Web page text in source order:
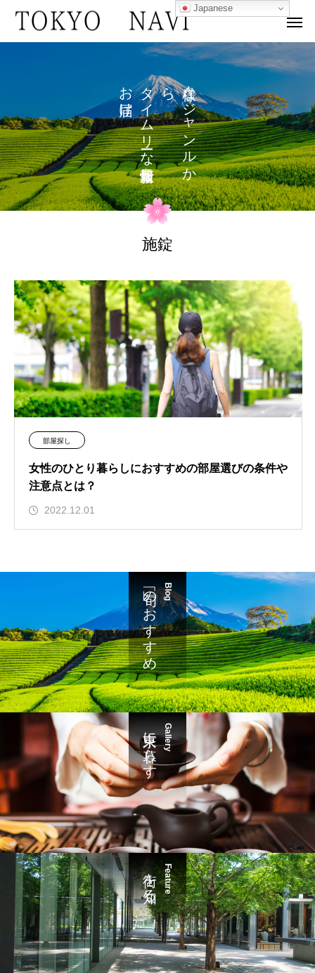
な
ジ
ャ
ン
ル
か
ら
タ
イ
ム
リ
な
を
お
け
施錠
部屋探し
女性のひとり暮らしにおすすめの部屋選びの条件や
注意点とは？
2022.12.01
Blog
「旬」のおすすめ
Gallery
東京に暮らす
Feature
街を知る
Japanese